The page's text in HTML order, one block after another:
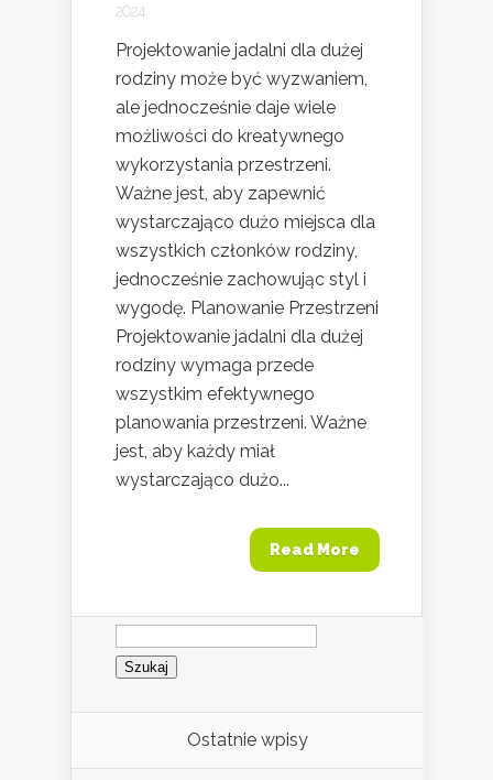
2024
Projektowanie jadalni dla dużej
rodziny może być wyzwaniem,
ale jednocześnie daje wiele
możliwości do kreatywnego
wykorzystania przestrzeni.
Ważne jest, aby zapewnić
wystarczająco dużo miejsca dla
wszystkich członków rodziny,
jednocześnie zachowując styl i
wygodę. Planowanie Przestrzeni
Projektowanie jadalni dla dużej
rodziny wymaga przede
wszystkim efektywnego
planowania przestrzeni. Ważne
jest, aby każdy miał
wystarczająco dużo...
Read More
Szukaj:
Ostatnie wpisy